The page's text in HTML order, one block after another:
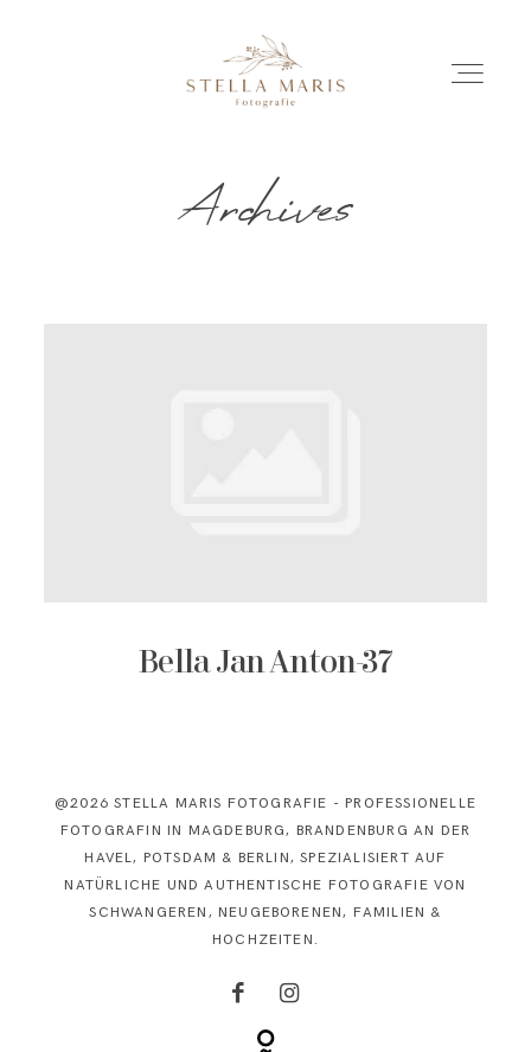
EINBLICKE
Archives
Bella Jan Anton-37
@2026 STELLA MARIS FOTOGRAFIE - PROFESSIONELLE
FOTOGRAFIN IN MAGDEBURG, BRANDENBURG AN DER
HAVEL, POTSDAM & BERLIN, SPEZIALISIERT AUF
NATÜRLICHE UND AUTHENTISCHE FOTOGRAFIE VON
SCHWANGEREN, NEUGEBORENEN, FAMILIEN &
HOCHZEITEN.